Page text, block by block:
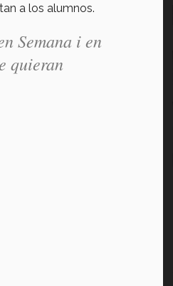
a los alumnos.
Semana i en
quieran